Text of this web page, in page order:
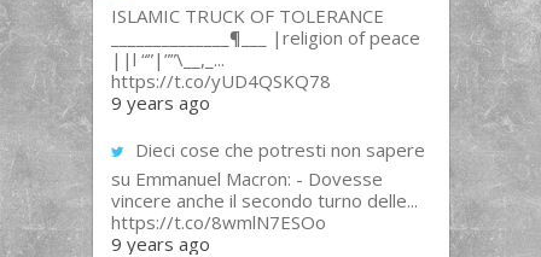
ISLAMIC TRUCK OF TOLERANCE
______________¶___ |religion of peace
||l “”|””\__,_...
https://t.co/yUD4QSKQ78
9 years ago
Dieci cose che potresti non sapere
su Emmanuel Macron: - Dovesse
vincere anche il secondo turno delle...
https://t.co/8wmlN7ESOo
9 years ago